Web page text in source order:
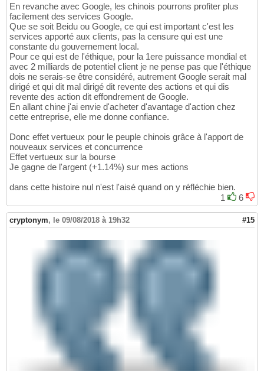
En revanche avec Google, les chinois pourrons profiter plus
facilement des services Google.
Que se soit Beidu ou Google, ce qui est important c'est les
services apporté aux clients, pas la censure qui est une
constante du gouvernement local.
Pour ce qui est de l'éthique, pour la 1ere puissance mondial et
avec 2 milliards de potentiel client je ne pense pas que l'éthique
dois ne serais-se être considéré, autrement Google serait mal
dirigé et qui dit mal dirigé dit revente des actions et qui dis
revente des action dit effondrement de Google.
En allant chine j'ai envie d'acheter d'avantage d'action chez
cette entreprise, elle me donne confiance.
Donc effet vertueux pour le peuple chinois grâce à l'apport de
nouveaux services et concurrence
Effet vertueux sur la bourse
Je gagne de l'argent (+1.14%) sur mes actions
dans cette histoire nul n'est l'aisé quand on y réfléchie bien.
1
6
cryptonym, le 09/08/2018 à 19h32 #15